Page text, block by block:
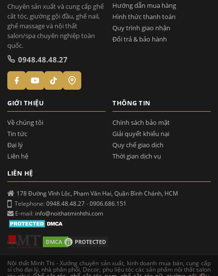
Chuyên sản xuất và cung cấp ghế
cắt tóc, giường gội đầu, ghế nail,
ghế massage và nội thất
salon/spa chuyên nghiệp toàn
quốc.
0948.48.48.27
GIỚI THIỆU
Về chúng tôi
Tin tức
Đại lý
Liên hệ
Hướng dẫn mua hàng
Hình thức thanh toán
Quy trình giao nhận
Đổi trả & bảo hành
THÔNG TIN
Chính sách bảo mật
Giải quyết khiếu nại
Quy chế giao dịch
Thời gian dịch vụ
LIÊN HỆ
178 Đường Vĩnh Lộc, Phạm Văn Hai, Quận Bình Chánh, HCM
Telephone: 0948.48.48.27-0906.686.151
E-mail: info@noithatminhthi.com
Nội thất Minh Thi - Xưởng chuyên sản xuất, kinh doanh mua bán, cung cấp
sỉ cho đại lý, nhà phân phối, Decor, phụ liệu tóc các sản phẩm nội thất salon